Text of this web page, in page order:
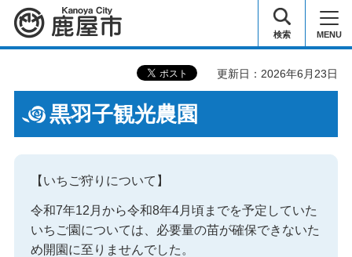
鹿屋市 検索 MENU
更新日：2026年6月23日
黒羽子観光農園
【いちご狩りについて】
令和7年12月から令和8年4月頃までを予定していた
いちご園については、必要量の苗が確保できないた
め開園に至りませんでした。